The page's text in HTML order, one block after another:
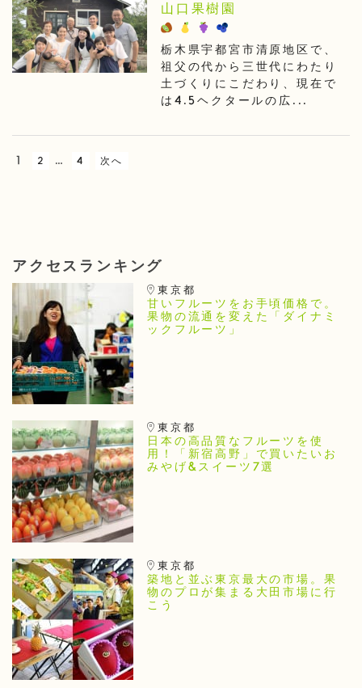
山口果樹園
栃木県宇都宮市清原地区で、
祖父の代から三世代にわたり
土づくりにこだわり、現在で
は4.5ヘクタールの広...
2 … 4 次へ
アクセスランキング
東京都
甘いフルーツをお手頃価格で。
果物の流通を変えた「ダイナミ
ックフルーツ」
東京都
日本の高品質なフルーツを使
用！「新宿高野」で買いたいお
みやげ&スイーツ7選
東京都
築地と並ぶ東京最大の市場。果
物のプロが集まる大田市場に行
こう